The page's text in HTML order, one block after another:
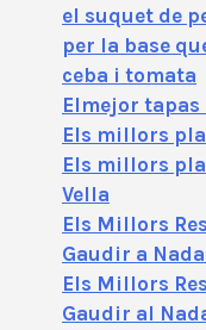
el suquet de
per la base
ceba i tomata
Elmejor
Els millors
Els millors
Vella
Els Millors
Gaudir a
Els Millors
Gaudir al